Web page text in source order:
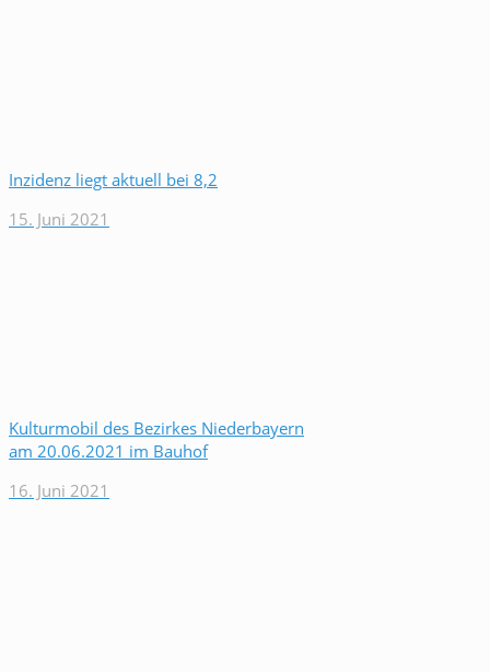
Inzidenz liegt aktuell bei 8,2
15. Juni 2021
Kulturmobil des Bezirkes Niederbayern
am 20.06.2021 im Bauhof
16. Juni 2021